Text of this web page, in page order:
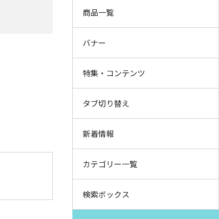
商品一覧
バナー
特集・コンテンツ
タブ切り替え
新着情報
カテゴリー一覧
検索ボックス